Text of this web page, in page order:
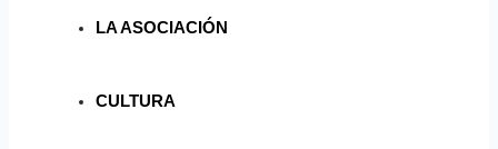
LA ASOCIACIÓN
CULTURA